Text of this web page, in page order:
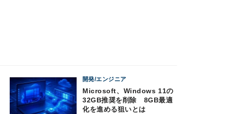
開発/エンジニア
Microsoft、Windows 11の
32GB推奨を削除 8GB最適
化を進める狙いとは